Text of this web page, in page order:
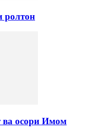
ролтон
ва осори Имом